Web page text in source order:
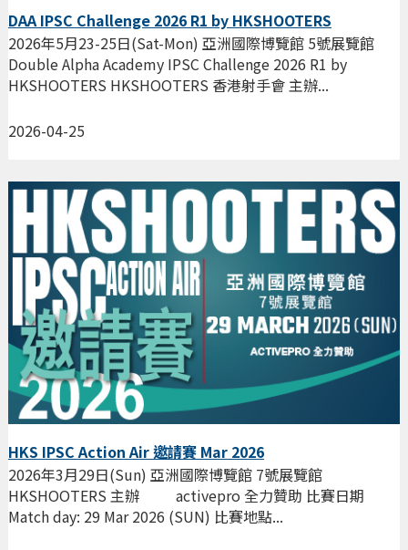
DAA IPSC Challenge 2026 R1 by HKSHOOTERS
2026-04-25
2026年5月23-25日(Sat-Mon) 亞洲國際博覽館 5號展覽館
Double Alpha Academy IPSC Challenge 2026 R1 by
HKSHOOTERS HKSHOOTERS 香港射手會 主辦...
HKS IPSC Action Air 邀請賽 Mar 2026
2026年3月29日(Sun) 亞洲國際博覽館 7號展覽館
HKSHOOTERS 主辦 activepro 全力贊助 比賽日期
Match day: 29 Mar 2026 (SUN) 比賽地點...